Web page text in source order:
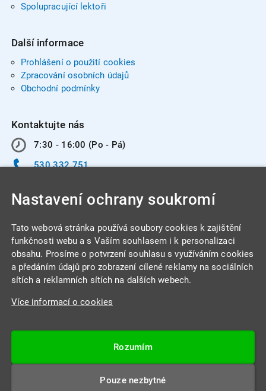
Spolupracující lektoři
Další informace
Prohlášení o použití cookies
Zpracování osobních údajů
Obchodní podmínky
Kontaktujte nás
7:30 - 16:00 (Po - Pá)
530 332 751
INTEGRA CENTRUM s.r.o.
Jabloňová 662/7
Datová schránka: 4beca6d
Nastavení ochrany soukromí
Tato webová stránka používá soubory cookies k zajištění
funkčnosti webu a s Vaším souhlasem i k personalizaci
obsahu. Prosíme o potvrzení souhlasu s využíváním cookies
a předáním údajů pro zobrazení cílené reklamy na sociálních
sítích a reklamních sítích na dalších webech.
Více informací o cookies
Rozumím
Pouze nezbytné